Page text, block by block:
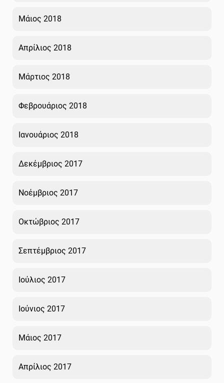
Μάιος 2018
Απρίλιος 2018
Μάρτιος 2018
Φεβρουάριος 2018
Ιανουάριος 2018
Δεκέμβριος 2017
Νοέμβριος 2017
Οκτώβριος 2017
Σεπτέμβριος 2017
Ιούλιος 2017
Ιούνιος 2017
Μάιος 2017
Απρίλιος 2017